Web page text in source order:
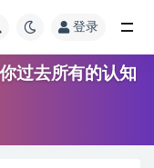
登录
过去所有的认知